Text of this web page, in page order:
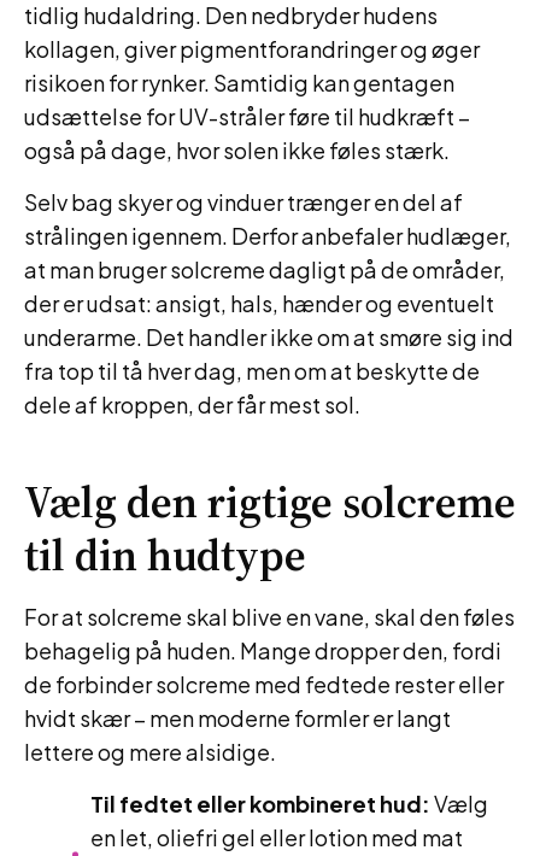
tidlig hudaldring. Den nedbryder hudens
kollagen, giver pigmentforandringer og øger
risikoen for rynker. Samtidig kan gentagen
udsættelse for UV-stråler føre til hudkræft –
også på dage, hvor solen ikke føles stærk.
Selv bag skyer og vinduer trænger en del af
strålingen igennem. Derfor anbefaler hudlæger,
at man bruger solcreme dagligt på de områder,
der er udsat: ansigt, hals, hænder og eventuelt
underarme. Det handler ikke om at smøre sig ind
fra top til tå hver dag, men om at beskytte de
dele af kroppen, der får mest sol.
Vælg den rigtige solcreme
til din hudtype
For at solcreme skal blive en vane, skal den føles
behagelig på huden. Mange dropper den, fordi
de forbinder solcreme med fedtede rester eller
hvidt skær – men moderne formler er langt
lettere og mere alsidige.
Til fedtet eller kombineret hud: Vælg
en let, oliefri gel eller lotion med mat